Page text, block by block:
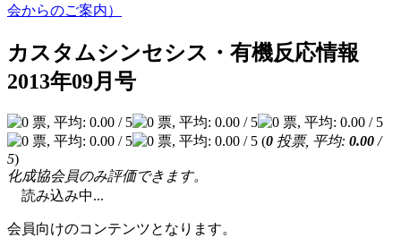
会からのご案内）
カスタムシンセシス・有機反応情報
2013年09月号
(0 投票, 平均: 0.00 /
5)
化成協会員のみ評価できます。
読み込み中...
会員向けのコンテンツとなります。